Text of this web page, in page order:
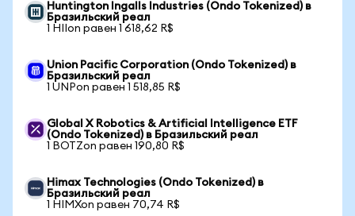
Huntington Ingalls Industries (Ondo Tokenized) в
Бразильский реал
1 HIIon равен 1 618,62 R$
Union Pacific Corporation (Ondo Tokenized) в
Бразильский реал
1 UNPon равен 1 518,85 R$
Global X Robotics & Artificial Intelligence ETF
(Ondo Tokenized) в Бразильский реал
1 BOTZon равен 190,80 R$
Himax Technologies (Ondo Tokenized) в
Бразильский реал
1 HIMXon равен 70,74 R$